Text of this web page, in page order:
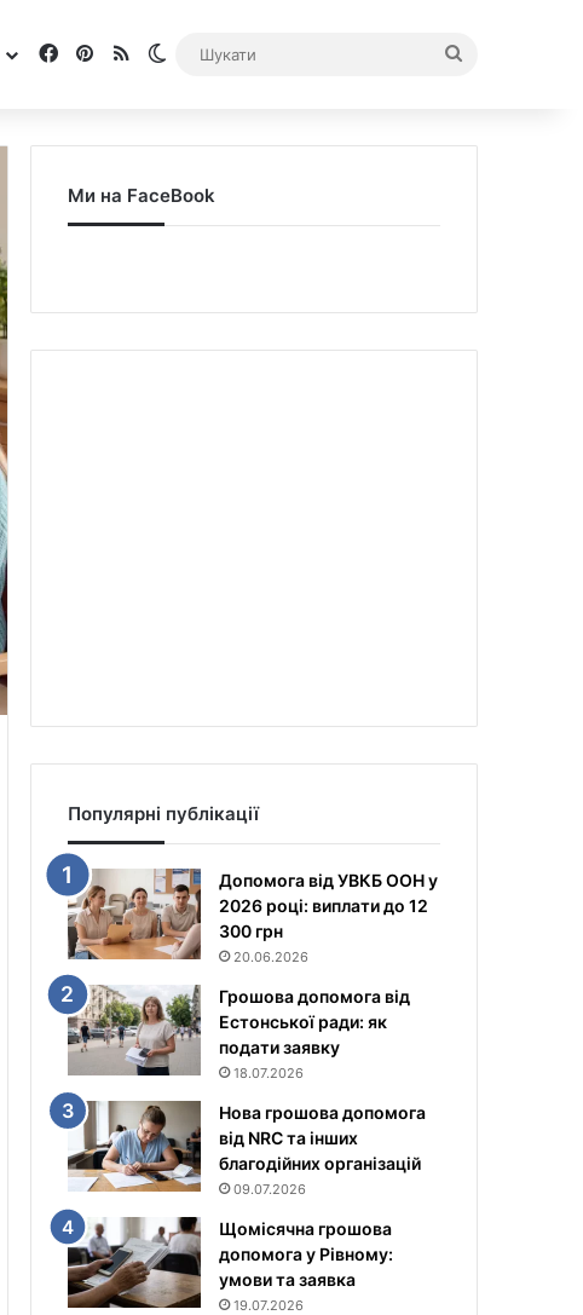
Facebook
Pinterest
RSS Switch skin
Ми на FaceBook
Популярні публікації
Допомога від УВКБ ООН у
2026 році: виплати до 12
300 грн
20.06.2026
Грошова допомога від
Естонської ради: як
подати заявку
18.07.2026
Нова грошова допомога
від NRC та інших
благодійних організацій
09.07.2026
Щомісячна грошова
допомога у Рівному:
умови та заявка
19.07.2026